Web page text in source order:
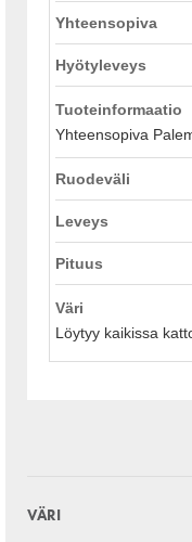
Yhteensopiva
Hyötyleveys
Tuoteinformaatio
Yhteensopiva
Ruodeväli
Leveys
Pituus
Väri
Löytyy kaikissa
VÄRI